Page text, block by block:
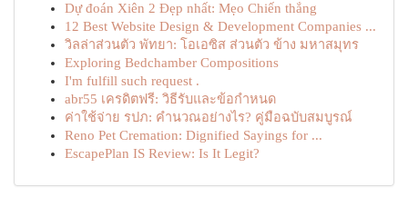
Dự đoán Xiên 2 Đẹp nhất: Mẹo Chiến thắng
12 Best Website Design & Development Companies ...
วิลล่าส่วนตัว พัทยา: โอเอซิส ส่วนตัว ข้าง มหาสมุทร
Exploring Bedchamber Compositions
I'm fulfill such request .
abr55 เครดิตฟรี: วิธีรับและข้อกำหนด
ค่าใช้จ่าย รปภ: คำนวณอย่างไร? คู่มือฉบับสมบูรณ์
Reno Pet Cremation: Dignified Sayings for ...
EscapePlan IS Review: Is It Legit?